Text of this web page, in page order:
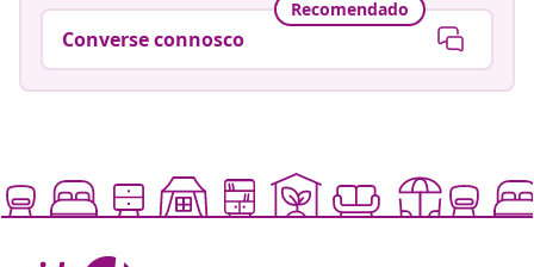
Recomendado
Converse connosco